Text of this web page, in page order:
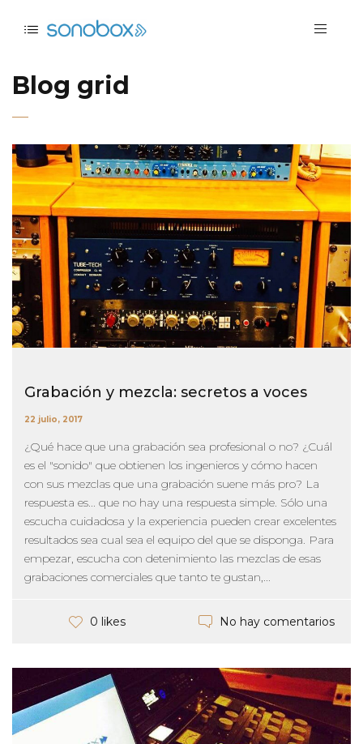
Blog grid
Grabación y mezcla: secretos a voces
22 julio, 2017
¿Qué hace que una grabación sea profesional o no? ¿Cuál
es el "sonido" que obtienen los ingenieros y cómo hacen
con sus mezclas que una grabación suene más pro? La
respuesta es... que no hay una respuesta simple. Sólo una
escucha cuidadosa y la experiencia pueden crear excelentes
resultados sea cual sea el equipo del que se disponga. Para
empezar, escucha con detenimiento las mezclas de esas
grabaciones comerciales que tanto te gustan,...
0 likes No hay comentarios